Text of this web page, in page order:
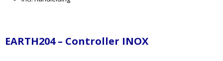
EARTH204 – Controller INOX